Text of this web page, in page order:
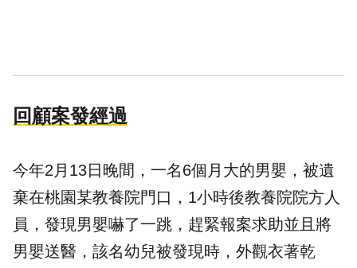
回顧案發經過
今年2月13日晚間，一名6個月大的男嬰，被遺
棄在桃園某教養院門口，1小時後教養院院方人
員，發現男嬰嚇了一跳，趕緊報案求助並且將
男嬰送醫，該名幼兒被發現時，外觀衣著乾